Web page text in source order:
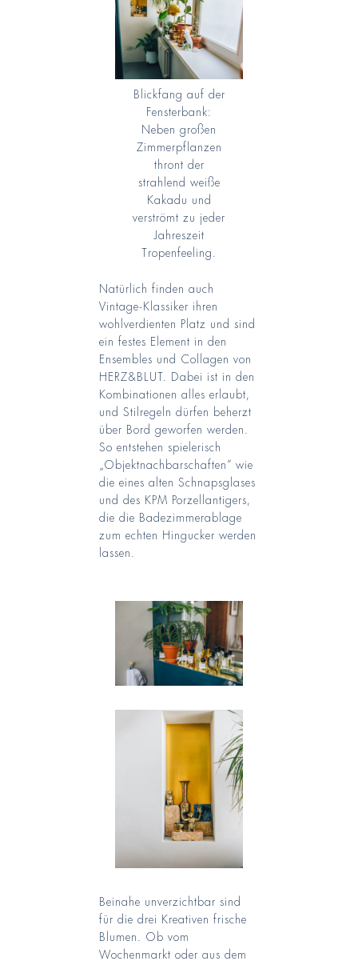
Blickfang auf der
Fensterbank:
Neben großen
Zimmerpflanzen
thront der
strahlend weiße
Kakadu und
verströmt zu jeder
Jahreszeit
Tropenfeeling.
Natürlich finden auch
Vintage-Klassiker ihren
wohlverdienten Platz und sind
ein festes Element in den
Ensembles und Collagen von
HERZ&BLUT. Dabei ist in den
Kombinationen alles erlaubt,
und Stilregeln dürfen beherzt
über Bord geworfen werden.
So entstehen spielerisch
„Objektnachbarschaften“ wie
die eines alten Schnapsglases
und des KPM Porzellantigers,
die die Badezimmerablage
zum echten Hingucker werden
lassen.
Beinahe unverzichtbar sind
für die drei Kreativen frische
Blumen. Ob vom
Wochenmarkt oder aus dem